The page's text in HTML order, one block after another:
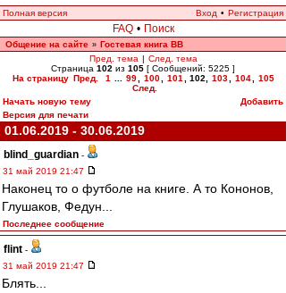
Полная версия Вход • Регистрация
FAQ • Поиск
Общение на сайте » Гостевая книга ВВ
Пред. тема | След. тема
Страница 102 из 105 [ Сообщений: 5225 ]
На страницу Пред. 1 99 100 101 102 103 104
105
След.
Начать новую тему
Добавить
Версия для печати
01.06.2019 - 30.06.2019
blind_guardian -
31 май 2019 21:47
Наконец то о футболе на книге. А то Кононов,
Глушаков, Федун...
Последнее сообщение
flint -
31 май 2019 21:47
Блять...